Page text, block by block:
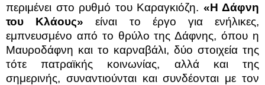
περιμένει στο ρυθμό του Καραγκιόζη. «Η Δάφνη
του Κλάους» είναι το έργο για ενήλικες,
εμπνευσμένο από το θρύλο της Δάφνης, όπου η
Μαυροδάφνη και το καρναβάλι, δύο στοιχεία της
τότε πατραϊκής κοινωνίας, αλλά και της
σημερινής, συναντιούνται και συνδέονται με τον